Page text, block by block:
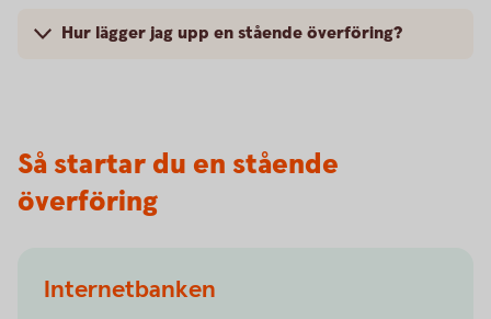
Hur lägger jag upp en stående överföring?
Så startar du en stående
överföring
Internetbanken